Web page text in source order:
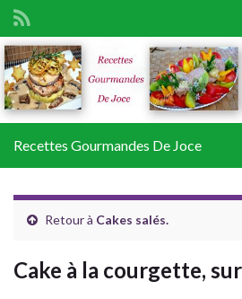
Search for:
Recettes Gourmandes De Joce
Retour à Cakes salés.
Cake à la courgette,